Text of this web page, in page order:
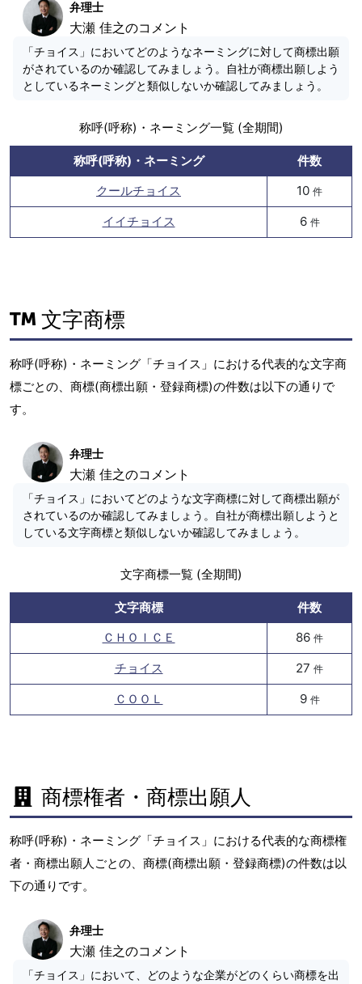
弁理士
大瀬 佳之のコメント
「チョイス」においてどのようなネーミングに対して商標出願
がされているのか確認してみましょう。自社が商標出願しよう
としているネーミングと類似しないか確認してみましょう。
称呼(呼称)・ネーミング一覧 (全期間)
称呼(呼称)・ネーミング
件数
クールチョイス
10 件
イイチョイス 6 件
文字商標
称呼(呼称)・ネーミング「チョイス」における代表的な文字商
標ごとの、商標(商標出願・登録商標)の件数は以下の通りで
す。
弁理士
大瀬 佳之のコメント
「チョイス」においてどのような文字商標に対して商標出願が
されているのか確認してみましょう。自社が商標出願しようと
している文字商標と類似しないか確認してみましょう。
文字商標一覧 (全期間)
文字商標
件数
ＣＨＯＩＣＥ
86 件
チョイス 27 件
ＣＯＯＬ 9 件
商標権者・商標出願人
称呼(呼称)・ネーミング「チョイス」における代表的な商標権
者・商標出願人ごとの、商標(商標出願・登録商標)の件数は以
下の通りです。
弁理士
大瀬 佳之のコメント
「チョイス」において、どのような企業がどのくらい商標を出